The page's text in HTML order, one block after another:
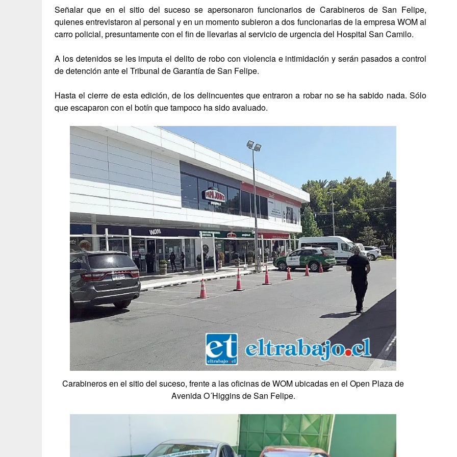
Señalar que en el sitio del suceso se apersonaron funcionarios de Carabineros de San Felipe,
quienes entrevistaron al personal y en un momento subieron a dos funcionarias de la empresa WOM al
carro policial, presuntamente con el fin de llevarlas al servicio de urgencia del Hospital San Camilo.
A los detenidos se les imputa el delito de robo con violencia e intimidación y serán pasados a control
de detención ante el Tribunal de Garantía de San Felipe.
Hasta el cierre de esta edición, de los delincuentes que entraron a robar no se ha sabido nada. Sólo
que escaparon con el botín que tampoco ha sido avaluado.
Carabineros en el sitio del suceso, frente a las oficinas de WOM ubicadas en el Open Plaza de
Avenida O´Higgins de San Felipe.